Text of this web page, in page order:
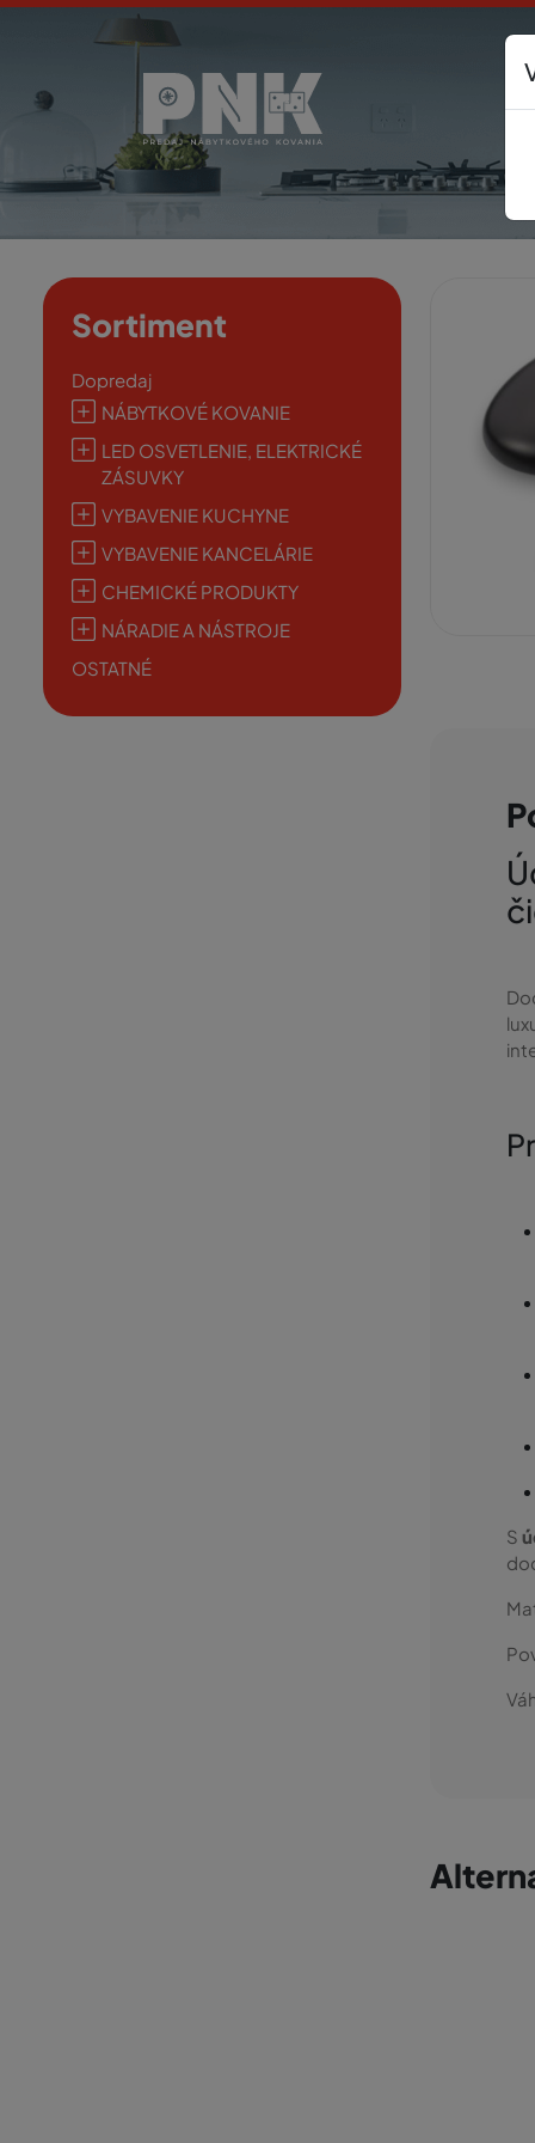
Sortiment
Dopredaj
NÁBYTKOVÉ KOVANIE
LED OSVETLENIE, ELEKTRICKÉ
ZÁSUVKY
VYBAVENIE KUCHYNE
VYBAVENIE KANCELÁRIE
CHEMICKÉ PRODUKTY
NÁRADIE A NÁSTROJE
OSTATNÉ
S